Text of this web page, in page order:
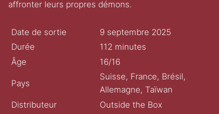
affronter leurs propres démons.
Date de sortie
9 septembre 2025
Durée
112 minutes
Âge
16/16
Pays
Suisse, France, Brésil,
Allemagne, Taïwan
Distributeur
Outside the Box